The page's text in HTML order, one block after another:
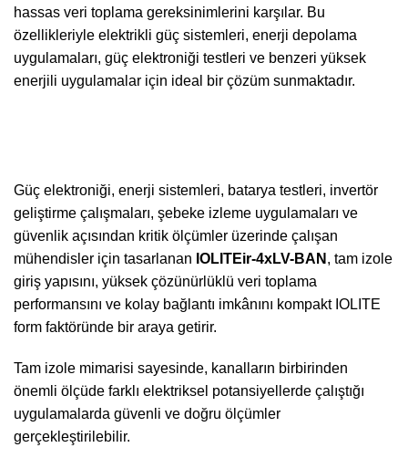
hassas veri toplama gereksinimlerini karşılar. Bu
özellikleriyle elektrikli güç sistemleri, enerji depolama
uygulamaları, güç elektroniği testleri ve benzeri yüksek
enerjili uygulamalar için ideal bir çözüm sunmaktadır.
Güç elektroniği, enerji sistemleri, batarya testleri, invertör
geliştirme çalışmaları, şebeke izleme uygulamaları ve
güvenlik açısından kritik ölçümler üzerinde çalışan
mühendisler için tasarlanan IOLITEir-4xLV-BAN , tam izole
giriş yapısını, yüksek çözünürlüklü veri toplama
performansını ve kolay bağlantı imkânını kompakt IOLITE
form faktöründe bir araya getirir.
Tam izole mimarisi sayesinde, kanalların birbirinden
önemli ölçüde farklı elektriksel potansiyellerde çalıştığı
uygulamalarda güvenli ve doğru ölçümler
gerçekleştirilebilir.